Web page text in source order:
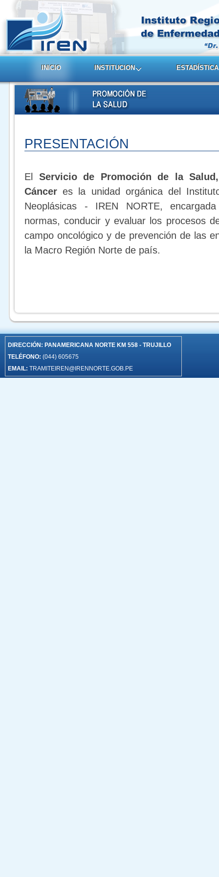
INICIO INSTITUCION ESTADÍSTICA
PRESENTACIÓN
El Servicio de Promoción de la
Cánceres la unidad orgánica del
Neoplásicas - IREN NORTE,
normas, conducir y evaluar los procesos
campo oncológico y de prevención de las
la Macro Región Norte de país.
DIRECCIÓN: PANAMERICANA NORTE KM 558 - TRUJILLO
TELÉFONO: (044) 605675
EMAIL: TRAMITEIREN@IRENNORTE.GOB.PE